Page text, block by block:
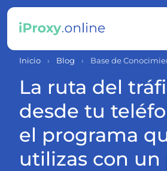
Inicio › Blog › Base de
La ruta del
desde tu
el programa
utilizas con un